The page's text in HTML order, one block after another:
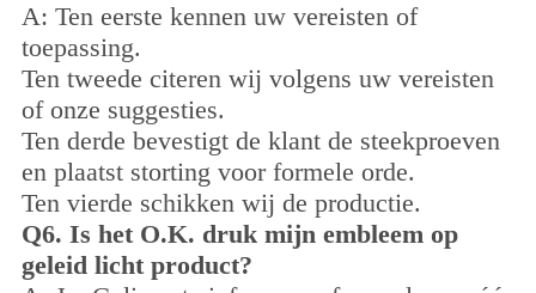
A: Ten eerste kennen uw vereisten of
toepassing.
Ten tweede citeren wij volgens uw vereisten
of onze suggesties.
Ten derde bevestigt de klant de steekproeven
en plaatst storting voor formele orde.
Ten vierde schikken wij de productie.
Q6. Is het O.K. druk mijn embleem op
geleid licht product?